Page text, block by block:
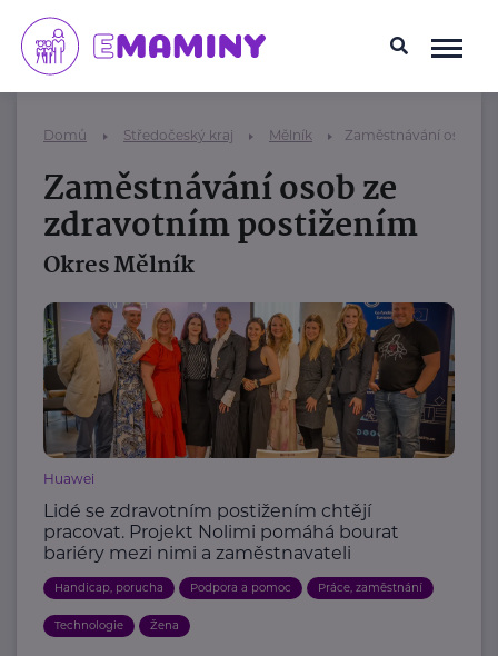
Domů Středočeský kraj Mělník Zaměstnávání osob
Zaměstnávání osob ze
zdravotním postižením
Okres Mělník
Huawei
Lidé se zdravotním postižením chtějí
pracovat. Projekt Nolimi pomáhá bourat
bariéry mezi nimi a zaměstnavateli
Handicap, porucha Podpora a pomoc Práce, zaměstnání
Technologie Žena